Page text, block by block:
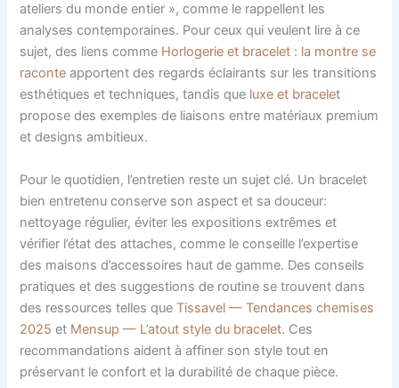
ateliers du monde entier », comme le rappellent les
analyses contemporaines. Pour ceux qui veulent lire à ce
sujet, des liens comme Horlogerie et bracelet : la montre se
raconte apportent des regards éclairants sur les transitions
esthétiques et techniques, tandis que luxe et bracelet
propose des exemples de liaisons entre matériaux premium
et designs ambitieux.
Pour le quotidien, l’entretien reste un sujet clé. Un bracelet
bien entretenu conserve son aspect et sa douceur:
nettoyage régulier, éviter les expositions extrêmes et
vérifier l’état des attaches, comme le conseille l’expertise
des maisons d’accessoires haut de gamme. Des conseils
pratiques et des suggestions de routine se trouvent dans
des ressources telles queTissavel — Tendances chemises
2025 et Mensup — L’atout style du bracelet. Ces
recommandations aident à affiner son style tout en
préservant le confort et la durabilité de chaque pièce.